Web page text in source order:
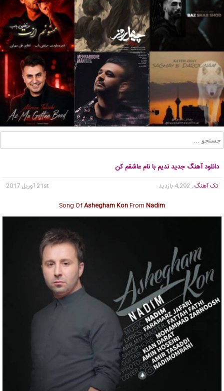
دانلود آهنگ جدید ندیم با نام عاشقم کن
تک آهنگ , 4,292 بازدید
21st آوریل 2017
Song OfAshegham KonFrom Nadim